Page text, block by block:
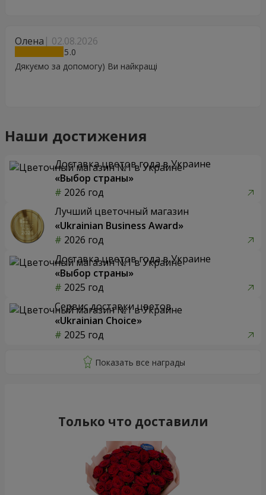
Олена 02.08.2026
5
Дякуємо за допомогу) Ви найкращі
Наши достижения
Доставка цветов года в Украине
«Выбор страны»
2026 год
Лучший цветочный магазин
«Ukrainian Business Award»
2026 год
Доставка цветов года в Украине
«Выбор страны»
2025 год
Сервис доставки цветов
«Ukrainian Choice»
2025 год
Только что доставили